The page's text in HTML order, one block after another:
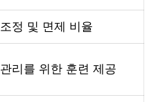
정 및 면제 비율
리를 위한 훈련 제공